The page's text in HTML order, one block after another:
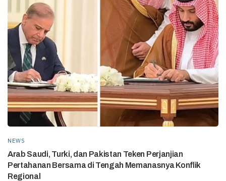
NEWS
Arab Saudi, Turki, dan Pakistan Teken Perjanjian
Pertahanan Bersama di Tengah Memanasnya Konflik
Regional